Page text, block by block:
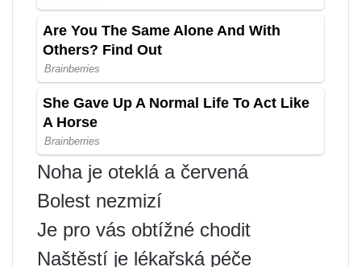
Noha je oteklá a červená
Bolest nezmizí
Je pro vás obtížné chodit
Naštěstí je lékařská péče